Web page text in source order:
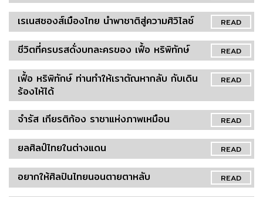
READ
เรเนสซองส์เมืองไทย นำพาชาติสู่ความศิวิไลซ์
READ
ชีวิตที่ครบรสดั่งบทละครของ เฟื้อ หริพิทักษ์
READ
เฟื้อ หริพิทักษ์ ท่านทำให้เราตัณหากลับ กับเดิน
ร้องไห้ได้
READ
จำรัส เกียรติก้อง ราชาแห่งภาพเหมือน
READ
ยลศิลป์ไทยในต่างแดน
READ
อยากให้ศิลปินไทยนอนตายตาหลับ